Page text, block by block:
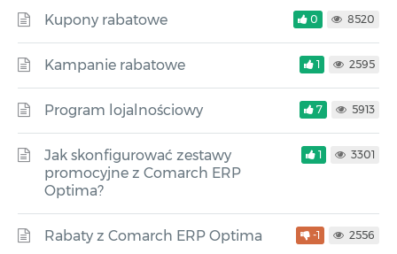
Kupony rabatowe 0 8520
Kampanie rabatowe 1 2595
Program lojalnościowy 7 5913
Jak skonfigurować zestawy
promocyjne z Comarch ERP
Optima?
1 3301
Rabaty z Comarch ERP Optima -1 2556